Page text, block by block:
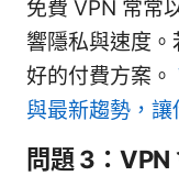
免費 VPN 常常
響隱私與速度
好的付費方案。
與最新趨勢，
問題 3：VPN